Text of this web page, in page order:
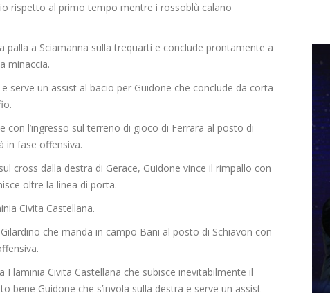
rispetto al primo tempo mentre i rossoblù calano
palla a Sciamanna sulla trequarti e conclude prontamente a
minaccia.
serve un assist al bacio per Guidone che conclude da corta
con l’ingresso sul terreno di gioco di Ferrara al posto di
in fase offensiva.
cross dalla destra di Gerace, Guidone vince il rimpallo con
oltre la linea di porta.
Civita Castellana.
che manda in campo Bani al posto di Schiavon con
Civita Castellana che subisce inevitabilmente il
bene Guidone che s’invola sulla destra e serve un assist